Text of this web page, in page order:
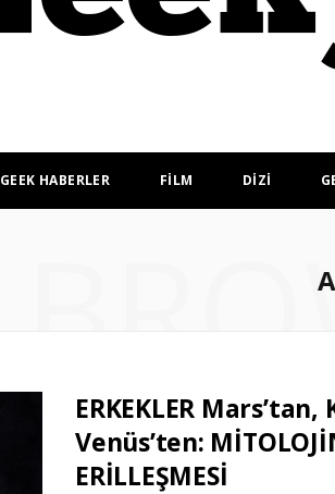
GEEK HABERLER FİLM DİZİ
ERKEKLER Mars’tan,
Venüs’ten:
ERİLLEŞMESİ